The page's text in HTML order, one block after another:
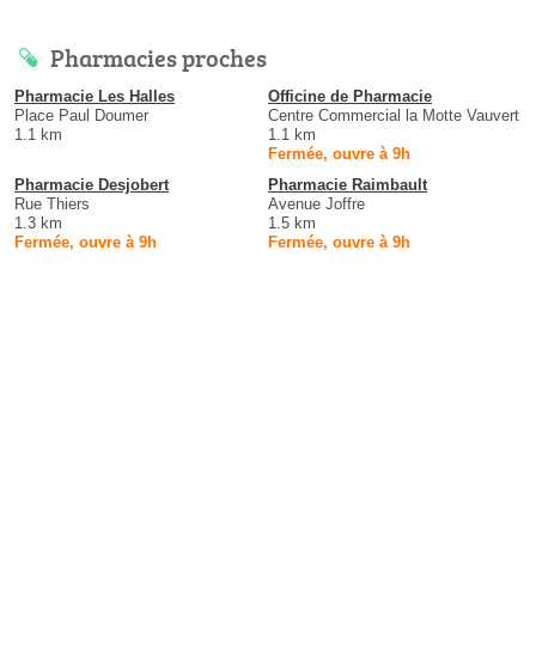
Pharmacies proches
Pharmacie Les Halles
Place Paul Doumer
1.1 km
Officine de Pharmacie
Centre Commercial la Motte Vauvert
1.1 km
Fermée, ouvre à 9h
Pharmacie Desjobert
Rue Thiers
1.3 km
Fermée, ouvre à 9h
Pharmacie Raimbault
Avenue Joffre
1.5 km
Fermée, ouvre à 9h